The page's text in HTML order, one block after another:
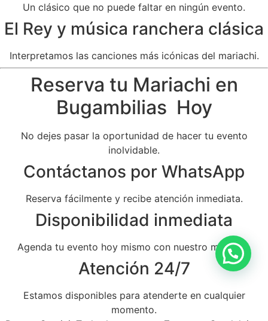
Un clásico que no puede faltar en ningún evento.
El Rey y música ranchera clásica
Interpretamos las canciones más icónicas del mariachi.
Reserva tu Mariachi en
Bugambilias Hoy
No dejes pasar la oportunidad de hacer tu evento
inolvidable.
Contáctanos por WhatsApp
Reserva fácilmente y recibe atención inmediata.
Disponibilidad inmediata
Agenda tu evento hoy mismo con nuestro mariachi.
Atención 24/7
Estamos disponibles para atenderte en cualquier
momento.